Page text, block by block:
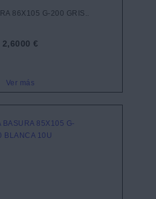
86X105 G-200 GRIS..
2,6000 €
Ver más